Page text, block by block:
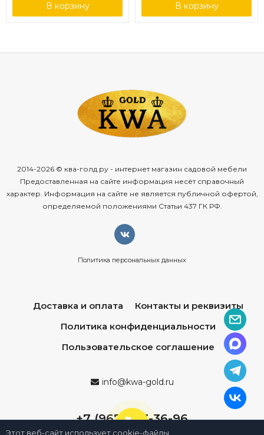
В корзину В корзину
2014-2026 © ква-голд.ру - интернет магазин садовой мебели
Предоставленная на сайте информация несёт справочный
характер. Информация на сайте не является публичной офертой,
определяемой положениями Статьи 437 ГК РФ.
Политика персональных данных
Доставка и оплата
Контакты и реквизиты
Политика конфиденциальности
Пользовательское соглашение
info@kwa-gold.ru
+7 (967) 013-36-96
Этот веб-сайт использует cookie-файлы.